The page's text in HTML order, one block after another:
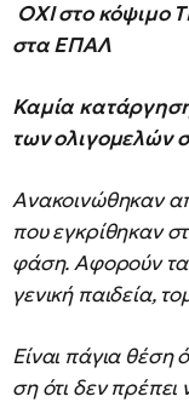
ΟΧΙ στο
στα ΕΠΑΛ
Καμία
των ολιγομελών
Ανακοινώθηκαν
που εγκρίθηκαν
φάση. Αφορούν τα
γενική παιδεία,
Είναι πάγια
ση ότι δεν